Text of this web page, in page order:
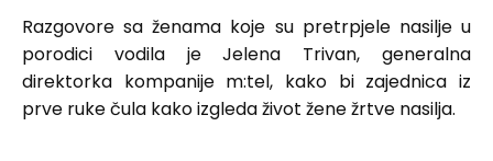
Razgovore sa ženama koje su pretrpjele nasilje u
porodici vodila je Jelena Trivan, generalna
direktorka kompanije m:tel, kako bi zajednica iz
prve ruke čula kako izgleda život žene žrtve nasilja.